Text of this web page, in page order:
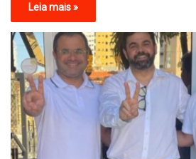
Leia mais »